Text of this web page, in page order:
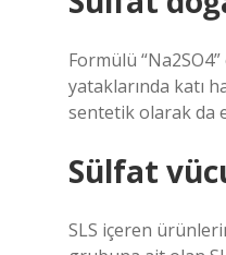
Formülü
yataklarında katı
sentetik olarak da
Sülfat
SLS içeren